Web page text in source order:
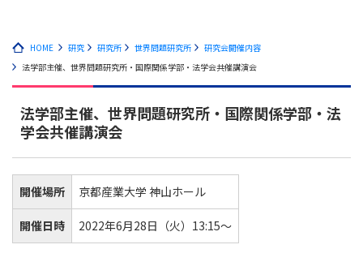
HOME 研究 研究所 世界問題研究所
研究会開催内容
法学部主催、世界問題研究所・国際関係学部・法学会共催講演会
法学部主催、世界問題研究所・国際関係学部・法
学会共催講演会
開催場所 京都産業大学 神山ホール
開催日時 2022年6月28日（火）13:15～